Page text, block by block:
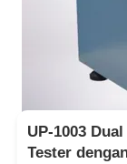
UP-1003
Tester